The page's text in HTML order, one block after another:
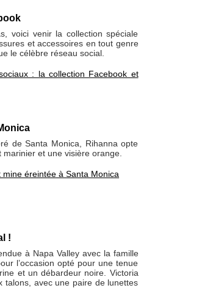
voici venir la collection spéciale
et accessoires en tout genre
le célèbre réseau social.
: la collection Facebook et
de Santa Monica, Rihanna opte
et une visière orange.
éreintée à Santa Monica
!
à Napa Valley avec la famille
l’occasion opté pour une tenue
et un débardeur noire. Victoria
talons, avec une paire de lunettes